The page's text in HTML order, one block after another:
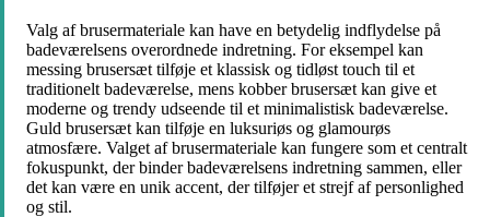
Valg af brusermateriale kan have en betydelig indflydelse på
badeværelsens overordnede indretning. For eksempel kan
messing brusersæt tilføje et klassisk og tidløst touch til et
traditionelt badeværelse, mens kobber brusersæt kan give et
moderne og trendy udseende til et minimalistisk badeværelse.
Guld brusersæt kan tilføje en luksuriøs og glamourøs
atmosfære. Valget af brusermateriale kan fungere som et centralt
fokuspunkt, der binder badeværelsens indretning sammen, eller
det kan være en unik accent, der tilføjer et strejf af personlighed
og stil.